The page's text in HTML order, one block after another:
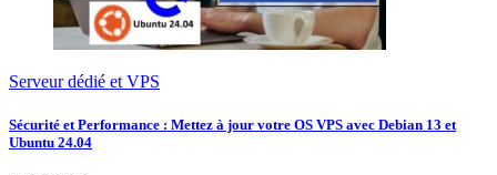
Serveur dédié et VPS
Sécurité et Performance : Mettez à jour votre OS VPS avec Debian 13 et
Ubuntu 24.04